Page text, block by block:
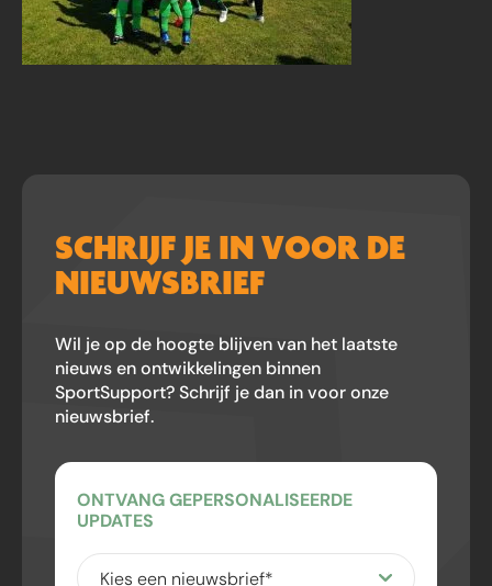
SCHRIJF JE IN VOOR DE
NIEUWSBRIEF
Wil je op de hoogte blijven van het laatste
nieuws en ontwikkelingen binnen
SportSupport? Schrijf je dan in voor onze
nieuwsbrief.
ONTVANG GEPERSONALISEERDE
UPDATES
Kies